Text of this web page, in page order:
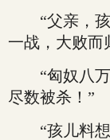
“父亲，孩
一战，大败而
“匈奴八万
尽数被杀！”
“孩儿料想